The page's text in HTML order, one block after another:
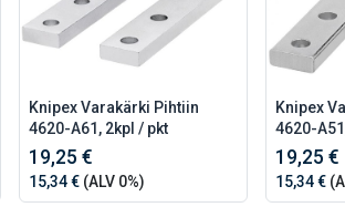
Knipex Varakärki Pihtiin
4620-A61, 2kpl / pkt
19,25 €
15,34 €(ALV 0%)
Knipex
4620-
19,25 €
15,34 €